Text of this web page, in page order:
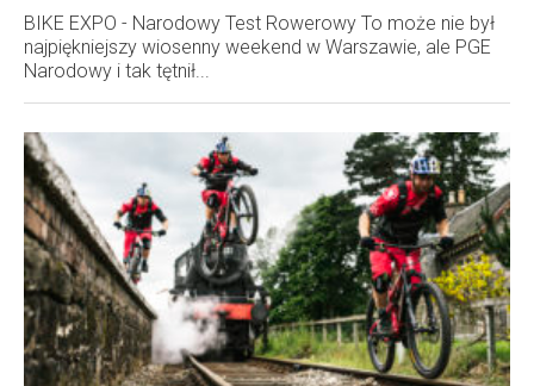
BIKE EXPO - Narodowy Test Rowerowy To może nie był
najpiękniejszy wiosenny weekend w Warszawie, ale PGE
Narodowy i tak tętnił...